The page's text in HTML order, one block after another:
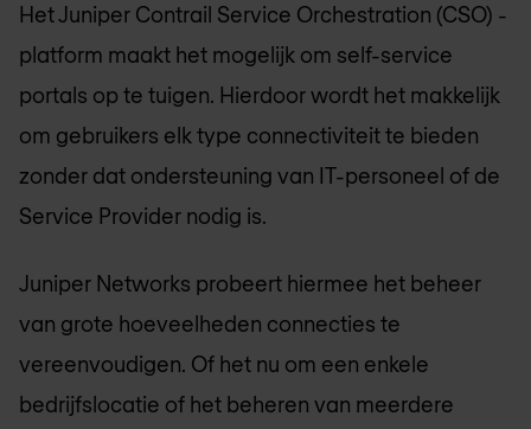
Het Juniper Contrail Service Orchestration (CSO) -
platform maakt het mogelijk om self-service
portals op te tuigen. Hierdoor wordt het makkelijk
om gebruikers elk type connectiviteit te bieden
zonder dat ondersteuning van IT-personeel of de
Service Provider nodig is.
Juniper Networks probeert hiermee het beheer
van grote hoeveelheden connecties te
vereenvoudigen. Of het nu om een enkele
bedrijfslocatie of het beheren van meerdere